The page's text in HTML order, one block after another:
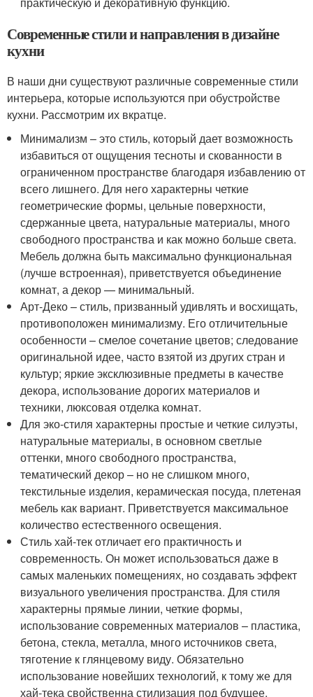
Современные стили и направления в дизайне
кухни
В наши дни существуют различные современные стили
интерьера, которые используются при обустройстве
кухни. Рассмотрим их вкратце.
Минимализм – это стиль, который дает возможность
избавиться от ощущения тесноты и скованности в
ограниченном пространстве благодаря избавлению от
всего лишнего. Для него характерны четкие
геометрические формы, цельные поверхности,
сдержанные цвета, натуральные материалы, много
свободного пространства и как можно больше света.
Мебель должна быть максимально функциональная
(лучше встроенная), приветствуется объединение
комнат, а декор — минимальный.
Арт-Деко – стиль, призванный удивлять и восхищать,
противоположен минимализму. Его отличительные
особенности – смелое сочетание цветов; следование
оригинальной идее, часто взятой из других стран и
культур; яркие эксклюзивные предметы в качестве
декора, использование дорогих материалов и
техники, люксовая отделка комнат.
Для эко-стиля характерны простые и четкие силуэты,
натуральные материалы, в основном светлые
оттенки, много свободного пространства,
тематический декор – но не слишком много,
текстильные изделия, керамическая посуда, плетеная
мебель как вариант. Приветствуется максимальное
количество естественного освещения.
Стиль хай-тек отличает его практичность и
современность. Он может использоваться даже в
самых маленьких помещениях, но создавать эффект
визуального увеличения пространства. Для стиля
характерны прямые линии, четкие формы,
использование современных материалов – пластика,
бетона, стекла, металла, много источников света,
тяготение к глянцевому виду. Обязательно
использование новейших технологий, к тому же для
хай-тека свойственна стилизация под будущее.